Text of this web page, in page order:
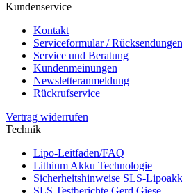
Kundenservice
Kontakt
Serviceformular / Rücksendungen
Service und Beratung
Kundenmeinungen
Newsletteranmeldung
Rückrufservice
Vertrag widerrufen
Technik
Lipo-Leitfaden/FAQ
Lithium Akku Technologie
Sicherheitshinweise SLS-